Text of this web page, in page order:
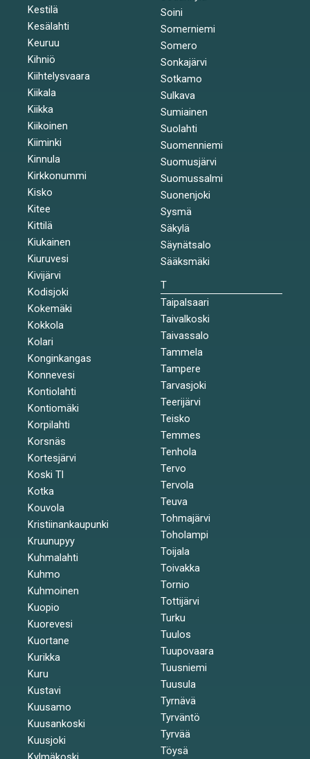
Kestilä
Kesälahti
Keuruu
Kihniö
Kiihtelysvaara
Kiikala
Kiikka
Kiikoinen
Kiiminki
Kinnula
Kirkkonummi
Kisko
Kitee
Kittilä
Kiukainen
Kiuruvesi
Kivijärvi
Kodisjoki
Kokemäki
Kokkola
Kolari
Konginkangas
Konnevesi
Kontiolahti
Kontiomäki
Korpilahti
Korsnäs
Kortesjärvi
Koski Tl
Kotka
Kouvola
Kristiinankaupunki
Kruunupyy
Kuhmalahti
Kuhmo
Kuhmoinen
Kuopio
Kuorevesi
Kuortane
Kurikka
Kuru
Kustavi
Kuusamo
Kuusankoski
Kuusjoki
Soini
Somerniemi
Somero
Sonkajärvi
Sotkamo
Sulkava
Sumiainen
Suolahti
Suomenniemi
Suomusjärvi
Suomussalmi
Suonenjoki
Sysmä
Säkylä
Säynätsalo
Sääksmäki
T
Taipalsaari
Taivalkoski
Taivassalo
Tammela
Tampere
Tarvasjoki
Teerijärvi
Teisko
Temmes
Tenhola
Tervo
Tervola
Teuva
Tohmajärvi
Toholampi
Toijala
Toivakka
Tornio
Tottijärvi
Turku
Tuulos
Tuupovaara
Tuusniemi
Tuusula
Tyrnävä
Tyrväntö
Tyrvää
Töysä